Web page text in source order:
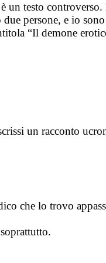
un testo
persone, e io
“Il demone
un racconto
che lo trovo